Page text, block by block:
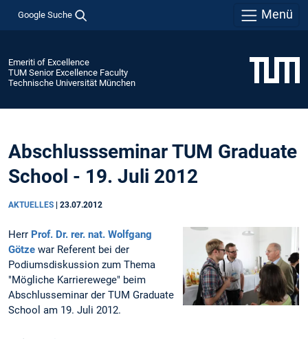
Google Suche Menü
Emeriti of Excellence
TUM Senior Excellence Faculty
Technische Universität München
Abschlussseminar TUM Graduate
School - 19. Juli 2012
AKTUELLES 23.07.2012
Herr Prof. Dr. rer. nat. Wolfgang
Götze war Referent bei der
Podiumsdiskussion zum Thema
"Mögliche Karrierewege" beim
Abschlusseminar der TUM Graduate
School am 19. Juli 2012.